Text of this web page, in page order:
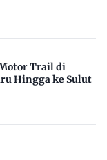
Trail di
Hingga ke Sulut